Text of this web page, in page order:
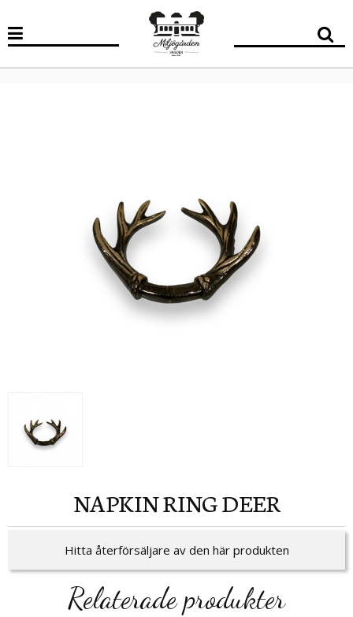
NAPKIN RING DEER
Hitta återförsäljare av den här produkten
Relaterade produkter